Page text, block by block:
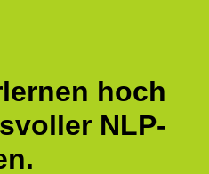
hoch
NLP-